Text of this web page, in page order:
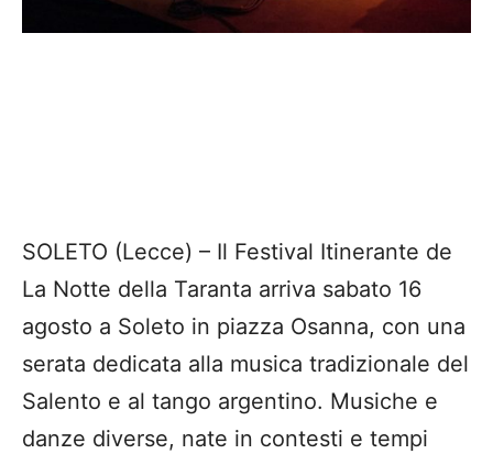
SOLETO (Lecce) – Il Festival Itinerante de
La Notte della Taranta arriva sabato 16
agosto a Soleto in piazza Osanna, con una
serata dedicata alla musica tradizionale del
Salento e al tango argentino. Musiche e
danze diverse, nate in contesti e tempi